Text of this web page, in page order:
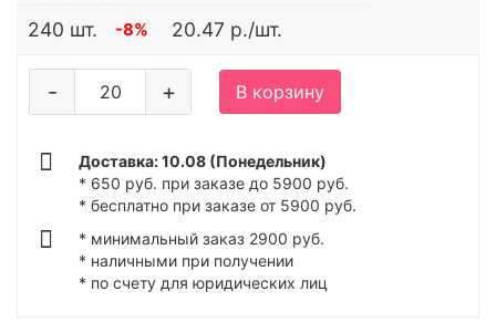
240 шт. -8% 20.47 р./шт.
+
- В корзину
Доставка: 10.08 (Понедельник)
* 650 руб. при заказе до 5900 руб.
* бесплатно при заказе от 5900 руб.
* минимальный заказ 2900 руб.
* наличными при получении
* по счету для юридических лиц